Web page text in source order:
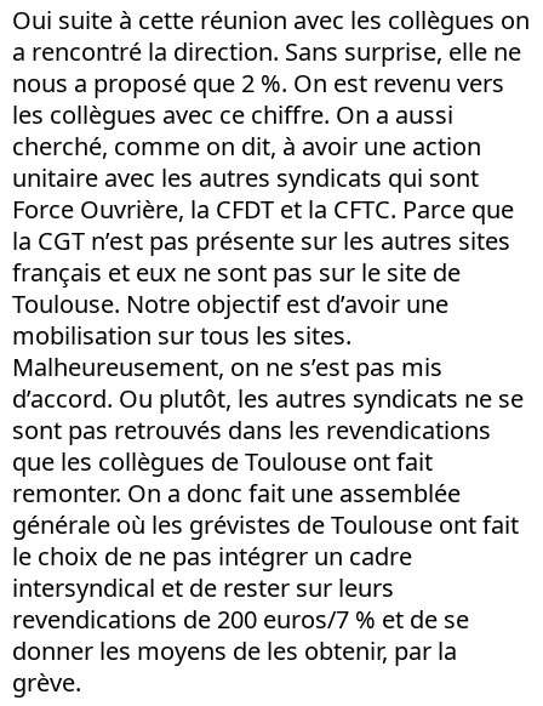
Oui suite à cette réunion avec les collègues on
a rencontré la direction. Sans surprise, elle ne
nous a proposé que 2 %. On est revenu vers
les collègues avec ce chiffre. On a aussi
cherché, comme on dit, à avoir une action
unitaire avec les autres syndicats qui sont
Force Ouvrière, la CFDT et la CFTC. Parce que
la CGT n’est pas présente sur les autres sites
français et eux ne sont pas sur le site de
Toulouse. Notre objectif est d’avoir une
mobilisation sur tous les sites.
Malheureusement, on ne s’est pas mis
d’accord. Ou plutôt, les autres syndicats ne se
sont pas retrouvés dans les revendications
que les collègues de Toulouse ont fait
remonter. On a donc fait une assemblée
générale où les grévistes de Toulouse ont fait
le choix de ne pas intégrer un cadre
intersyndical et de rester sur leurs
revendications de 200 euros/7 % et de se
donner les moyens de les obtenir, par la
grève.